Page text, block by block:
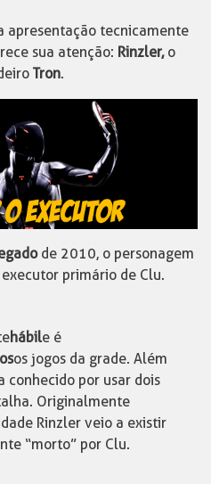
apresentação tecnicamente
sua atenção: Rinzler,o
Tron.
de 2010, o personagem
primário de Clu.
hábile é
os jogos da grade. Além
conhecido por usar dois
Originalmente
Rinzler veio a existir
“morto” por Clu.